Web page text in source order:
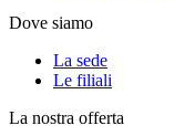
Dove siamo
La sede
Le filiali
La nostra offerta